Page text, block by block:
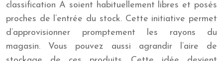
classification A soient habituellement libres et posés
proches de l’entrée du stock. Cette initiative permet
d’approvisionner promptement les rayons du
magasin. Vous pouvez aussi agrandir l’aire de